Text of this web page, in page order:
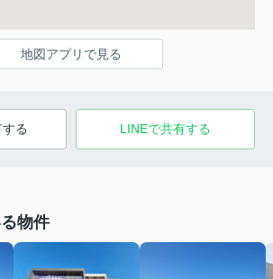
地図アプリで見る
る LINEで共有する
物件